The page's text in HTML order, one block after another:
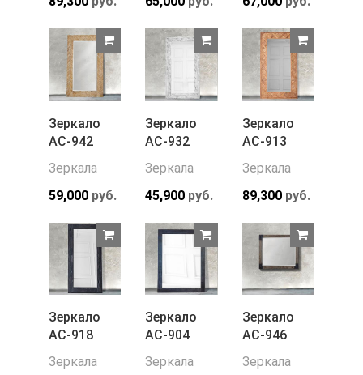
Зеркало
АС-942
Зеркала
59,000 руб.
Зеркало
АС-932
Зеркала
45,900 руб.
Зеркало
АС-913
Зеркала
89,300руб.
Зеркало
АС-918
Зеркала
Зеркало
АС-904
Зеркала
Зеркало
АС-946
Зеркала